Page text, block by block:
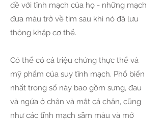
đề với tĩnh mạch của họ - những mạch
đưa máu trở về tim sau khi nó đã lưu
thông khắp cơ thể.
Có thể có cả triệu chứng thực thể và
mỹ phẩm của suy tĩnh mạch. Phổ biến
nhất trong số này bao gồm sưng, đau
và ngứa ở chân và mắt cá chân, cũng
như các tĩnh mạch sẫm màu và mở